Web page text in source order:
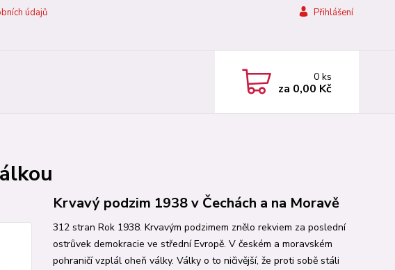
údajů
Přihlášení
0ks
za 0,00 Kč
Krvavý podzim 1938 v Čechách a na Moravě
312 stran Rok 1938. Krvavým podzimem znělo rekviem za poslední
ostrůvek demokracie ve střední Evropě. V českém a moravském
pohraničí vzplál oheň války. Války o to ničivější, že proti sobě stáli